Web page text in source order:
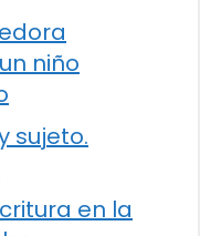
niño
sujeto.
en la